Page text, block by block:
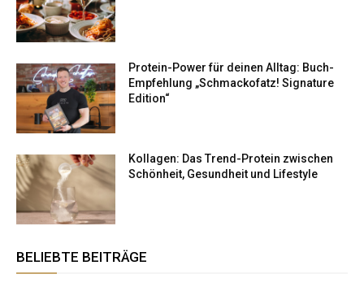
Protein-Power für deinen Alltag: Buch-
Empfehlung „Schmackofatz! Signature
Edition“
Kollagen: Das Trend-Protein zwischen
Schönheit, Gesundheit und Lifestyle
BELIEBTE BEITRÄGE